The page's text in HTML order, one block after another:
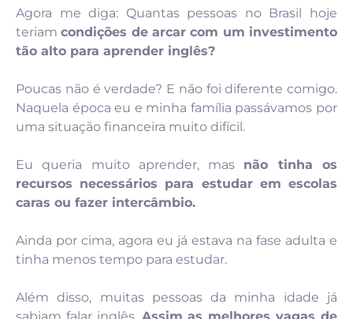
Agora me diga: Quantas pessoas no Brasil hoje
teriamcondições de arcar com um investimento
tão alto para aprender inglês?
Poucas não é verdade? E não foi diferente comigo.
Naquela época eu e minha família passávamos por
uma situação financeira muito difícil.
Eu queria muito aprender, mas não tinha os
recursos necessários para estudar em escolas
caras ou fazer intercâmbio.
Ainda por cima, agora eu já estava na fase adulta e
tinha menos tempo para estudar.
Além disso, muitas pessoas da minha idade já